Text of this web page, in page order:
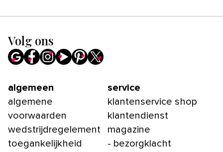
Volg ons
algemeen
algemene
voorwaarden
wedstrijdregelement
toegankelijkheid
service
klantenservice shop
klantendienst
magazine
- bezorgklacht